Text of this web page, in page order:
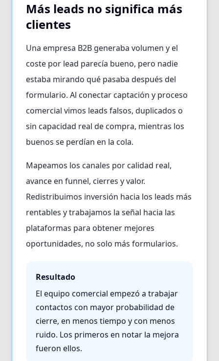
Más leads no significa más
clientes
Una empresa B2B generaba volumen y el
coste por lead parecía bueno, pero nadie
estaba mirando qué pasaba después del
formulario. Al conectar captación y proceso
comercial vimos leads falsos, duplicados o
sin capacidad real de compra, mientras los
buenos se perdían en la cola.
Mapeamos los canales por calidad real,
avance en funnel, cierres y valor.
Redistribuimos inversión hacia los leads más
rentables y trabajamos la señal hacia las
plataformas para obtener mejores
oportunidades, no solo más formularios.
Resultado
El equipo comercial empezó a trabajar
contactos con mayor probabilidad de
cierre, en menos tiempo y con menos
ruido. Los primeros en notar la mejora
fueron ellos.